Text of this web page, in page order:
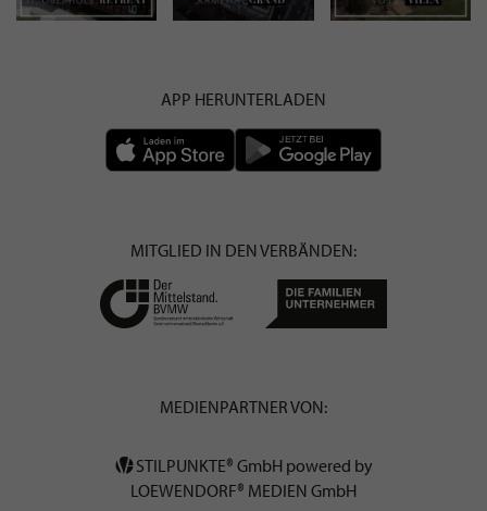
APP HERUNTERLADEN
MITGLIED IN DEN VERBÄNDEN:
MEDIENPARTNER VON:
STILPUNKTE® GmbH powered by
LOEWENDORF® MEDIEN GmbH